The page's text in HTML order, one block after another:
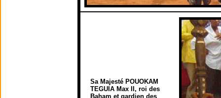
Sa Majesté POUOKAM
TEGUIA Max II, roi des
Baham et gardien des